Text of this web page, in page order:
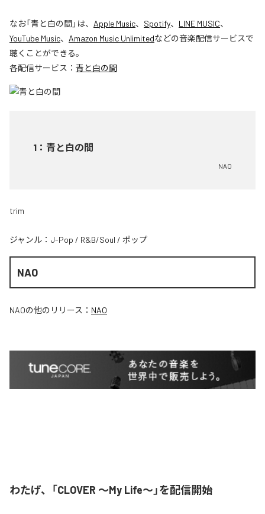
なお「青と白の間」は、 Apple Music、 Spotify、 LINE MUSIC、
YouTube Music、 Amazon Music Unlimitedなどの音楽配信サービスで
聴くことができる。
各配信サービス： 青と白の間
1 ： 青と白の間
NAO
trim
ジャンル： J-Pop / R&B/Soul / ポップ
NAO
NAOの他のリリース： NAO
わたげ、「CLOVER ～My Life～」を配信開始